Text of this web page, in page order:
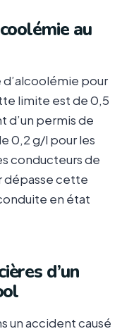
au
d’alcoolémie pour
limite est de 0,5
d’un permis de
0,2 g/l pour les
conducteurs de
dépasse cette
en état
d’un
un accident causé